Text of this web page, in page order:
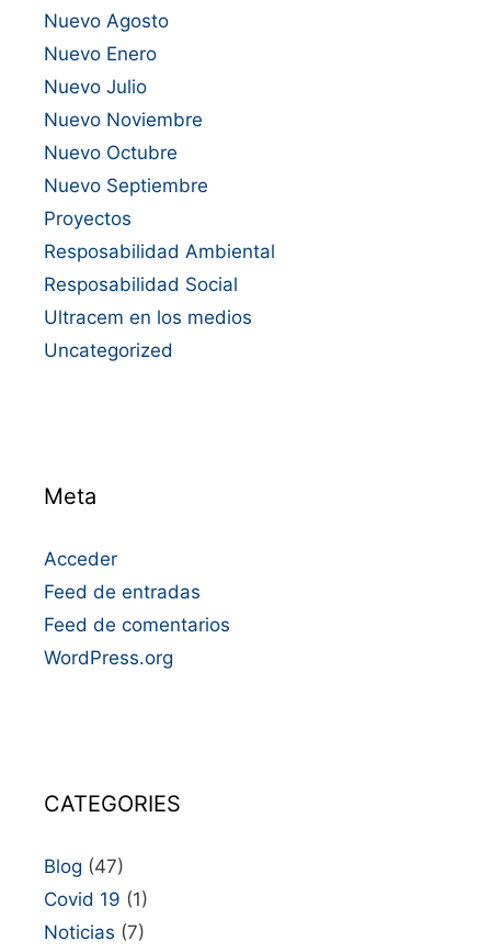
Nuevo Agosto
Nuevo Enero
Nuevo Julio
Nuevo Noviembre
Nuevo Octubre
Nuevo Septiembre
Proyectos
Resposabilidad Ambiental
Resposabilidad Social
Ultracem en los medios
Uncategorized
Meta
Acceder
Feed de entradas
Feed de comentarios
WordPress.org
CATEGORIES
Blog (47)
Covid 19 (1)
Noticias (7)